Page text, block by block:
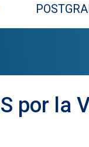
por la